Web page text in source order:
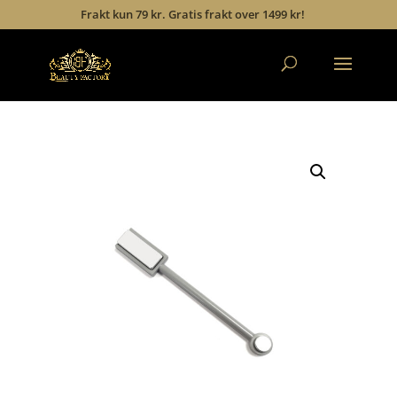
Frakt kun 79 kr. Gratis frakt over 1499 kr!